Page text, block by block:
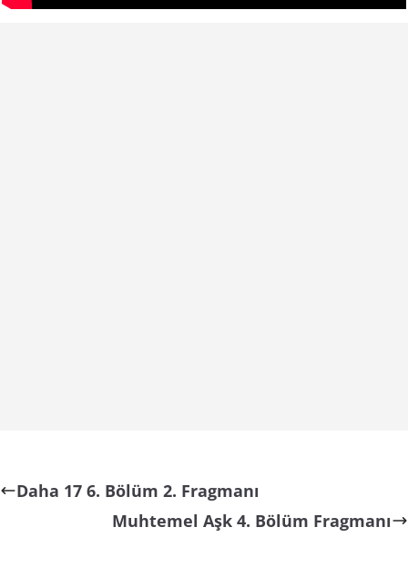
Daha 17 6. Bölüm 2. Fragmanı
Muhtemel Aşk 4. Bölüm Fragmanı